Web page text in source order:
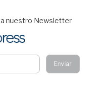
a nuestro Newsletter